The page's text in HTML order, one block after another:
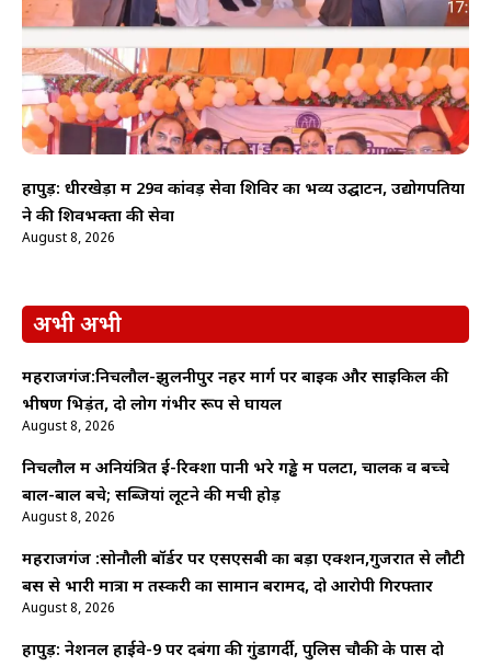
हापुड़: धीरखेड़ा में 29वें कांवड़ सेवा शिविर का भव्य उद्घाटन, उद्योगपतियों
ने की शिवभक्तों की सेवा
August 8, 2026
अभी अभी
महराजगंज:निचलौल-झुलनीपुर नहर मार्ग पर बाइक और साइकिल की
भीषण भिड़ंत, दो लोग गंभीर रूप से घायल
August 8, 2026
निचलौल में अनियंत्रित ई-रिक्शा पानी भरे गड्ढे में पलटा, चालक व बच्चे
बाल-बाल बचे; सब्जियां लूटने की मची होड़
August 8, 2026
महराजगंज :सोनौली बॉर्डर पर एसएसबी का बड़ा एक्शन,गुजरात से लौटी
बस से भारी मात्रा में तस्करी का सामान बरामद, दो आरोपी गिरफ्तार
August 8, 2026
हापुड़: नेशनल हाईवे-9 पर दबंगों की गुंडागर्दी, पुलिस चौकी के पास दो